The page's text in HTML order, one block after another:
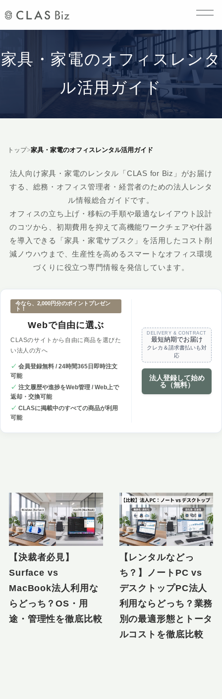
家具・家電のオフィスレンタ
ル活用ガイド
トップ>家具・家電のオフィスレンタル活用ガイド
法人向け家具・家電のレンタル「CLAS for Biz」がお届け
する、総務・オフィス管理者・経営者のための法人レンタ
ル情報総合ガイドです。
オフィスの立ち上げ・移転の手順や最適なレイアウト設計
のコツから、初期費用を抑えて高機能ワークチェアや什器
を導入できる「家具・家電サブスク」を活用したコスト削
減ノウハウまで、生産性を高めるスマートなオフィス環境
づくりに役立つ専門情報を発信しています。
今なら、2,000円分のポイントプレゼン
ト！
Webで自由に選ぶ
CLASのサイトから自由に商品を選びた
い法人の方へ
✓ 会員登録無料 / 24時間365日即時注文
可能
✓ 注文履歴や進捗をWeb管理 / Web上で
返却・交換可能
✓ CLASに掲載中のすべての商品が利用
可能
DELIVERY & CONTRACT
最短納期でお届け
クレカ＆請求書払いも対
応
法人登録して始め
る（無料）
【決裁者必見】
Surface vs
MacBook法人利用な
らどっち？OS・用
途・管理性を徹底比較
【レンタルなどっ
ち？】ノートPC vs
デスクトップPC法人
利用ならどっち？業務
別の最適形態とトータ
ルコストを徹底比較